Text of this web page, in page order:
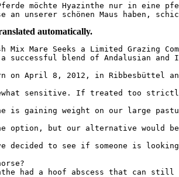
möchte Hyazinthe nur in eine
an unserer schönen Maus haben,
automatically.
Mix Mare Seeks a Limited
a successful blend of Andalusian
on April 8, 2012, in Ribbesbüttel
sensitive. If treated too
is gaining weight on our large
option, but our alternative would
decided to see if someone is
had a hoof abscess that can